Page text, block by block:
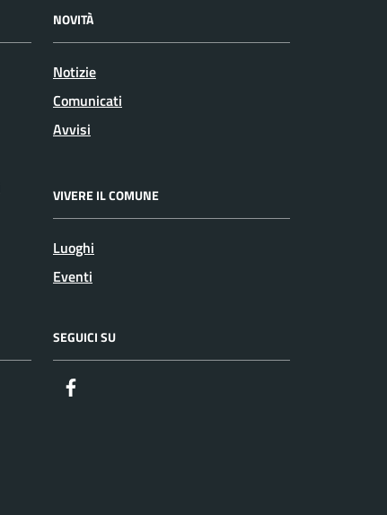
NOVITÀ
Notizie
Comunicati
Avvisi
VIVERE IL COMUNE
Luoghi
Eventi
SEGUICI SU